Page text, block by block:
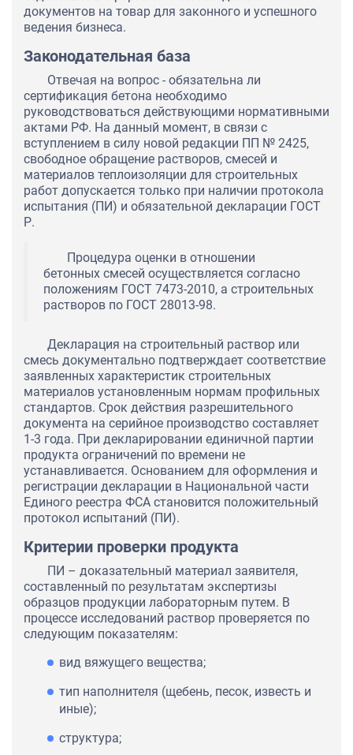
документов на товар для законного и успешного
ведения бизнеса.
Законодательная база
Отвечая на вопрос - обязательна ли
сертификация бетона необходимо
руководствоваться действующими нормативными
актами РФ. На данный момент, в связи с
вступлением в силу новой редакции ПП № 2425,
свободное обращение растворов, смесей и
материалов теплоизоляции для строительных
работ допускается только при наличии протокола
испытания (ПИ) и обязательной декларации ГОСТ
Р.
Процедура оценки в отношении
бетонных смесей осуществляется согласно
положениям ГОСТ 7473-2010, а строительных
растворов по ГОСТ 28013-98.
Декларация на строительный раствор или
смесь документально подтверждает соответствие
заявленных характеристик строительных
материалов установленным нормам профильных
стандартов. Срок действия разрешительного
документа на серийное производство составляет
1-3 года. При декларировании единичной партии
продукта ограничений по времени не
устанавливается. Основанием для оформления и
регистрации декларации в Национальной части
Единого реестра ФСА становится положительный
протокол испытаний (ПИ).
Критерии проверки продукта
ПИ – доказательный материал заявителя,
составленный по результатам экспертизы
образцов продукции лабораторным путем. В
процессе исследований раствор проверяется по
следующим показателям:
вид вяжущего вещества;
тип наполнителя (щебень, песок, известь и
иные);
структура;